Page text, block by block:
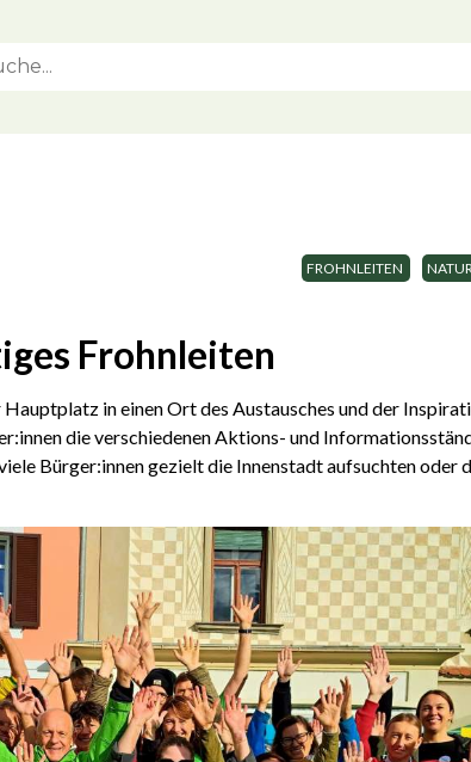
FROHNLEITEN
Frohnleiten
in einen Ort des Austausches und der
die verschiedenen Aktions- und
Bürger:innen gezielt die Innenstadt aufsuchten oder